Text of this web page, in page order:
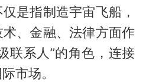
是指制造宇宙飞船，
、金融、法律方面作
联系人”的角色，连接
市场。